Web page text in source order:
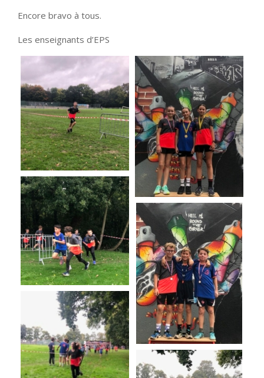
Encore bravo à tous.
Les enseignants d’EPS